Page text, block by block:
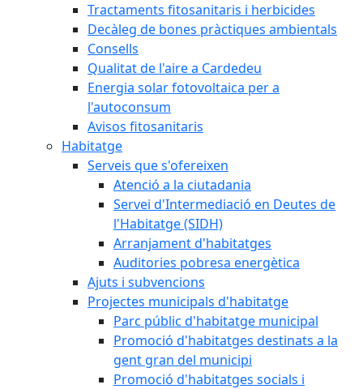
Tractaments fitosanitaris i herbicides
Decàleg de bones pràctiques ambientals
Consells
Qualitat de l'aire a Cardedeu
Energia solar fotovoltaica per a
l'autoconsum
Avisos fitosanitaris
Habitatge
Serveis que s'ofereixen
Atenció a la ciutadania
Servei d'Intermediació en Deutes de
l'Habitatge (SIDH)
Arranjament d'habitatges
Auditories pobresa energètica
Ajuts i subvencions
Projectes municipals d'habitatge
Parc públic d'habitatge municipal
Promoció d'habitatges destinats a la
gent gran del municipi
Promoció d'habitatges socials i